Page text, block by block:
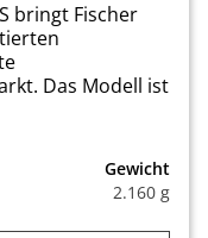
bringt Fischer
Das Modell ist
Gewicht
2.160 g